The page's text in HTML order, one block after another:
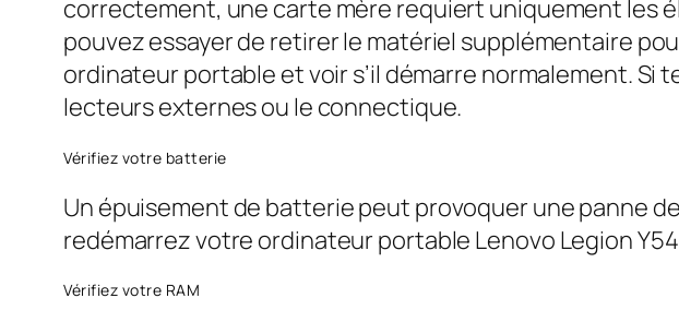
correctement, une carte mère requiert uniquement les
pouvez essayer de retirer le matériel supplémentaire
ordinateur portable et voir s’il démarre normalement. Si
lecteurs externes ou le connectique.
Vérifiez votre batterie
Un épuisement de batterie peut provoquer une panne
redémarrez votre ordinateur portable Lenovo Legion
Vérifiez votre RAM